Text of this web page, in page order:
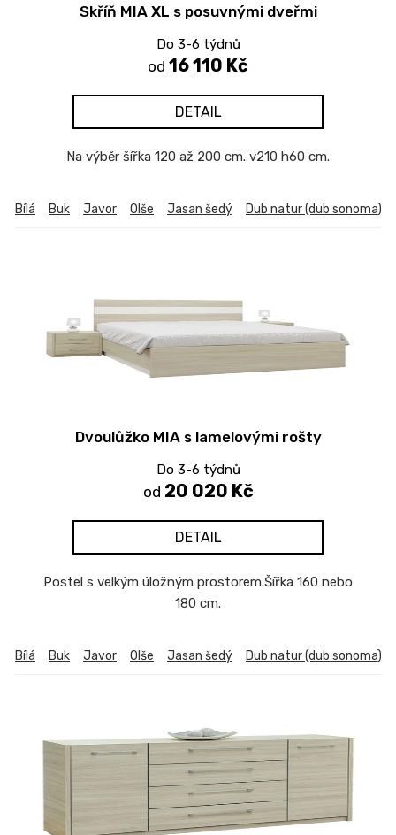
Skříň MIA XL s posuvnými dveřmi
Do 3-6 týdnů
od 16 110 Kč
DETAIL
Na výběr šířka 120 až 200 cm. v210 h60 cm.
Bílá Buk Javor Olše Jasan šedý Dub natur (dub sonoma)
Dvoulůžko MIA s lamelovými rošty
Do 3-6 týdnů
od 20 020 Kč
DETAIL
Postel s velkým úložným prostorem.Šířka 160 nebo
180 cm.
Bílá Buk Javor Olše Jasan šedý Dub natur (dub sonoma)